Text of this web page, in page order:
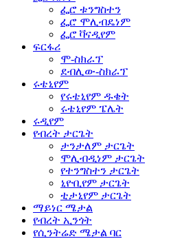
ፌሮ ቱንግስተን
ፌሮ ሞሊብዴነም
ፌሮ ቫናዲየም
ፍርፋሪ
ሞ-ስክራፕ
ደብሊው-ስክራፕ
ሩቴኒየም
የሩቴኒየም ዱቄት
ሩቴኒየም ፔሌት
ሩዲየም
የብረት ታርጌት
ታንታለም ታርጌት
ሞሊብዲነም ታርጌት
የተንግስተን ታርጌት
ኒዮቢየም ታርጌት
ቲታኒየም ታርጌት
ማይነር ሜታል
የብረት ኢንጎት
የሲንትሬድ ሜታል ባር